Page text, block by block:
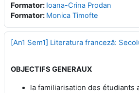
Formator: Ioana-Crina Prodan
Formator: Monica Timofte
[An1 Sem1] Literatura franceză:
OBJECTIFS GENERAUX
la familiarisation des étudiants